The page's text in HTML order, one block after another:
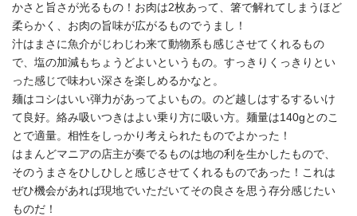
かさと旨さが光るもの！お肉は2枚あって、箸で解れてしまうほど
柔らかく、お肉の旨味が広がるものでうまし！
汁はまさに魚介がじわじわ来て動物系も感じさせてくれるもの
で、塩の加減もちょうどよいというもの。すっきりくっきりとい
った感じで味わい深さを楽しめるかなと。
麺はコシはいい弾力があってよいもの。のど越しはするするいけ
て良好。絡み吸いつきはよい乗り方に吸い方。麺量は140gとのこ
とで適量。相性をしっかり考えられたものでよかった！
はまんどマニアの店主が奏でるものは地の利を生かしたもので、
そのうまさをひしひしと感じさせてくれるものであった！これは
ぜひ機会があれば現地でいただいてその良さを思う存分感じたい
ものだ！